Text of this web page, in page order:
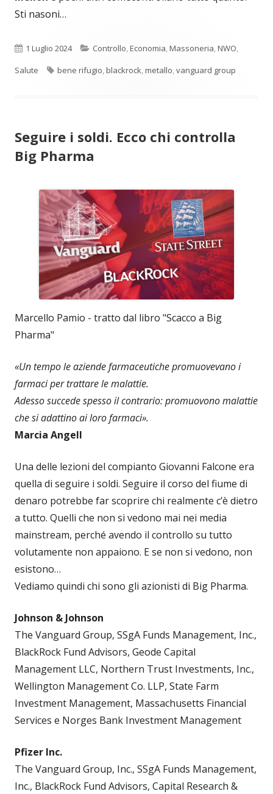
Sti nasoni…
Pubblicato
1 Luglio 2024 Categorie
Controllo,Economia,Massoneria,NWO,
Salute
Tag
bene rifugio,blackrock,metallo,vanguard group
Seguire i soldi. Ecco chi controlla
Big Pharma
Marcello Pamio - tratto dal libro "Scacco a Big
Pharma"
«Un tempo le aziende farmaceutiche promuovevano i
farmaci per trattare le malattie.
Adesso succede spesso il contrario: promuovono malattie
che si adattino ai loro farmaci».
Marcia Angell
Una delle lezioni del compianto Giovanni Falcone era
quella di seguire i soldi. Seguire il corso del fiume di
denaro potrebbe far scoprire chi realmente c’è dietro
a tutto. Quelli che non si vedono mai nei media
mainstream, perché avendo il controllo su tutto
volutamente non appaiono. E se non si vedono, non
esistono…
Vediamo quindi chi sono gli azionisti di Big Pharma.
Johnson & Johnson
The Vanguard Group, SSgA Funds Management, Inc.,
BlackRock Fund Advisors, Geode Capital
Management LLC, Northern Trust Investments, Inc.,
Wellington Management Co. LLP, State Farm
Investment Management, Massachusetts Financial
Services e Norges Bank Investment Management
Pfizer Inc.
The Vanguard Group, Inc., SSgA Funds Management,
Inc., BlackRock Fund Advisors, Capital Research &